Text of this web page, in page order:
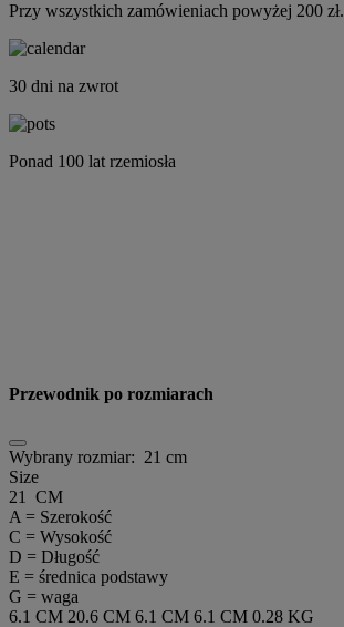
Przy wszystkich zamówieniach powyżej 200 zł.
30 dni na zwrot
Ponad 100 lat rzemiosła
Przewodnik po rozmiarach
Wybrany rozmiar: 21 cm
Size
21 CM
A = Szerokość
C = Wysokość
D = Długość
E = średnica podstawy
G = waga
6.1 CM 20.6 CM 6.1 CM 6.1 CM 0.28 KG